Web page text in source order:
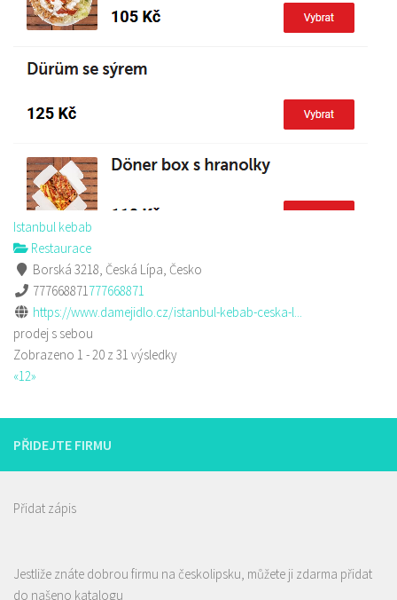
Istanbul kebab
Restaurace
Borská 3218, Česká Lípa, Česko
777668871777668871
https://www.damejidlo.cz/istanbul-kebab-ceska-l...
prodej s sebou
Zobrazeno 1 - 20 z 31 výsledky
«12»
PŘIDEJTE FIRMU
Přidat zápis
Jestliže znáte dobrou firmu na českolipsku, můžete ji zdarma přidat
do našeno katalogu